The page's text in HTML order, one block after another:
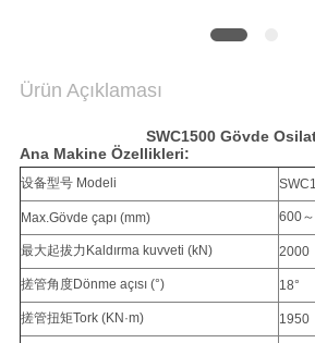
Ürün Açıklaması
SWC1500 Gövde
Ana Makine Özellikleri:
设备型号 Modeli
Max.Gövde çapı (mm) 600
最大起拔力Kaldırma kuvveti (kN) 2000
搓管角度Dönme açısı (°) 18°
搓管扭矩Tork (KN·m) 1950